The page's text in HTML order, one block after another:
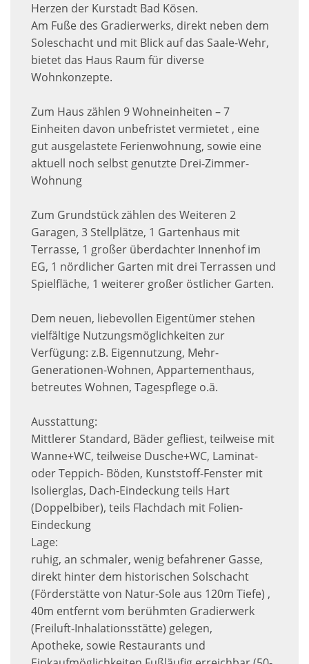
Herzen der Kurstadt Bad Kösen.
Am Fuße des Gradierwerks, direkt neben dem
Soleschacht und mit Blick auf das Saale-Wehr,
bietet das Haus Raum für diverse
Wohnkonzepte.
Zum Haus zählen 9 Wohneinheiten – 7
Einheiten davon unbefristet vermietet , eine
gut ausgelastete Ferienwohnung, sowie eine
aktuell noch selbst genutzte Drei-Zimmer-
Wohnung
Zum Grundstück zählen des Weiteren 2
Garagen, 3 Stellplätze, 1 Gartenhaus mit
Terrasse, 1 großer überdachter Innenhof im
EG, 1 nördlicher Garten mit drei Terrassen und
Spielfläche, 1 weiterer großer östlicher Garten.
Dem neuen, liebevollen Eigentümer stehen
vielfältige Nutzungsmöglichkeiten zur
Verfügung: z.B. Eigennutzung, Mehr-
Generationen-Wohnen, Appartementhaus,
betreutes Wohnen, Tagespflege o.ä.
Ausstattung:
Mittlerer Standard, Bäder gefliest, teilweise mit
Wanne+WC, teilweise Dusche+WC, Laminat-
oder Teppich- Böden, Kunststoff-Fenster mit
Isolierglas, Dach-Eindeckung teils Hart
(Doppelbiber), teils Flachdach mit Folien-
Eindeckung
Lage:
ruhig, an schmaler, wenig befahrener Gasse,
direkt hinter dem historischen Solschacht
(Förderstätte von Natur-Sole aus 120m Tiefe) ,
40m entfernt vom berühmten Gradierwerk
(Freiluft-Inhalationsstätte) gelegen,
Apotheke, sowie Restaurants und